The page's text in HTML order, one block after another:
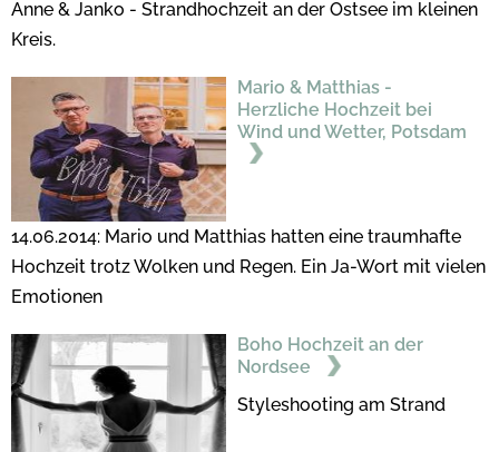
Anne & Janko - Strandhochzeit an der Ostsee im kleinen
Kreis.
Mario & Matthias -
Herzliche Hochzeit bei
Wind und Wetter, Potsdam
14.06.2014: Mario und Matthias hatten eine traumhafte
Hochzeit trotz Wolken und Regen. Ein Ja-Wort mit vielen
Emotionen
Boho Hochzeit an der
Nordsee
Styleshooting am Strand